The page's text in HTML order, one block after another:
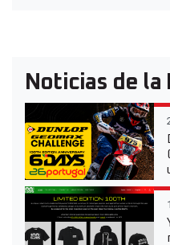
Noticias de la